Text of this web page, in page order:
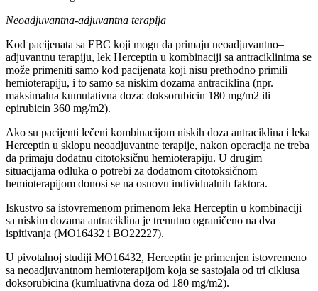
Neoadjuvantna-adjuvantna terapija
Kod pacijenata sa EBC koji mogu da primaju neoadjuvantno–
adjuvantnu terapiju, lek Herceptin u kombinaciji sa antraciklinima se
može primeniti samo kod pacijenata koji nisu prethodno primili
hemioterapiju, i to samo sa niskim dozama antraciklina (npr.
maksimalna kumulativna doza: doksorubicin 180 mg/m2 ili
epirubicin 360 mg/m2).
Ako su pacijenti lečeni kombinacijom niskih doza antraciklina i leka
Herceptin u sklopu neoadjuvantne terapije, nakon operacija ne treba
da primaju dodatnu citotoksičnu hemioterapiju. U drugim
situacijama odluka o potrebi za dodatnom citotoksičnom
hemioterapijom donosi se na osnovu individualnih faktora.
Iskustvo sa istovremenom primenom leka Herceptin u kombinaciji
sa niskim dozama antraciklina je trenutno ograničeno na dva
ispitivanja (MO16432 i BO22227).
U pivotalnoj studiji MO16432, Herceptin je primenjen istovremeno
sa neoadjuvantnom hemioterapijom koja se sastojala od tri ciklusa
doksorubicina (kumluativna doza od 180 mg/m2).